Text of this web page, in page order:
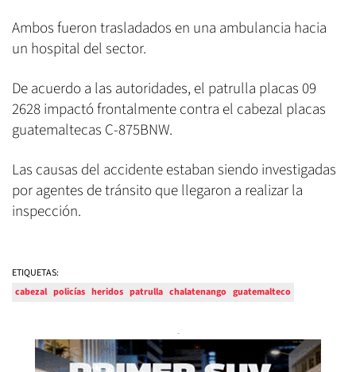
Ambos fueron trasladados en una ambulancia hacia
un hospital del sector.
De acuerdo a las autoridades, el patrulla placas 09
2628 impactó frontalmente contra el cabezal placas
guatemaltecas C-875BNW.
Las causas del accidente estaban siendo investigadas
por agentes de tránsito que llegaron a realizar la
inspección.
ETIQUETAS:
cabezal policías heridos patrulla chalatenango guatemalteco